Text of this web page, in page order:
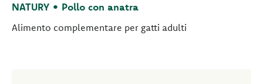
NATURY • Pollo con anatra
Alimento complementare per gatti adulti